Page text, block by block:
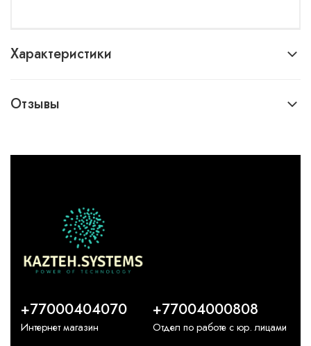
Характеристики
Отзывы
+77000404070
Интернет магазин
+77004000808
Отдел по работе с юр. лицами